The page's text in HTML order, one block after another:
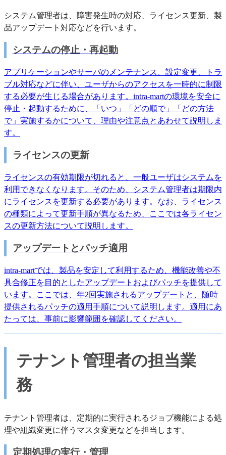
システム管理者は、障害発生時の対応、ライセンス更新、製
品アップデート対応などを行います。
システムの停止・再起動
アプリケーションやサーバのメンテナンス、設定変更、トラ
ブル対応などに伴い、ユーザからのアクセスを一時的に制限
する必要が生じる場合があります。intra-martの環境を安全に
停止・起動するために、「いつ」「どの順で」「どの方法
で」実施するかについて、理由や注意点とあわせて説明しま
す。
ライセンスの更新
ライセンスの有効期限が切れると、一般ユーザはシステムを
利用できなくなります。そのため、システム管理者は期限内
にライセンスを更新する必要があります。なお、ライセンス
の種類によって更新手順が異なるため、ここでは各ライセン
スの更新方法について説明します。
アップデートとパッチ適用
intra-martでは、製品を安定して利用するため、機能改善や不
具合修正を目的としたアップデートおよびパッチを提供して
います。ここでは、年2回実施されるアップデートと、随時
提供されるパッチの適用手順について説明します。適用にあ
たっては、事前に影響範囲を確認してください。
テナント管理者の担当業
務
テナント管理者は、定期的に実行されるジョブ機能による処
理や組織変更に伴うマスタ変更などを担当します。
定期処理の実行・管理